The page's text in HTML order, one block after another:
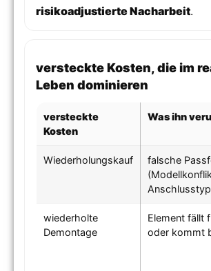
risikoadjustierte Nacharbeit.
versteckte Kosten, die im
Leben dominieren
versteckte
Kosten
Was ihn
Wiederholungskauf
falsche
wiederholte
Demontage
Element fällt
oder kommt